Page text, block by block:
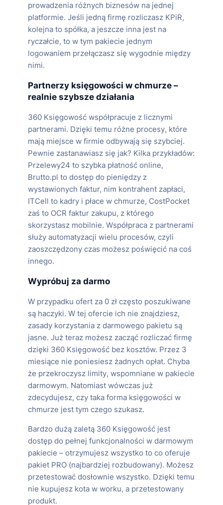
prowadzenia różnych biznesów na jednej
platformie. Jeśli jedną firmę rozliczasz KPiR,
kolejna to spółka, a jeszcze inna jest na
ryczałcie, to w tym pakiecie jednym
logowaniem przełączasz się wygodnie między
nimi.
Partnerzy księgowości w chmurze –
realnie szybsze działania
360 Księgowość współpracuje z licznymi
partnerami. Dzięki temu różne procesy, które
mają miejsce w firmie odbywają się szybciej.
Pewnie zastanawiasz się jak? Kilka przykładów:
Przelewy24 to szybka płatność online,
Brutto.pl to dostęp do pieniędzy z
wystawionych faktur, nim kontrahent zapłaci,
ITCell to kadry i płace w chmurze, CostPocket
zaś to OCR faktur zakupu, z którego
skorzystasz mobilnie. Współpraca z partnerami
służy automatyzacji wielu procesów, czyli
zaoszczędzony czas możesz poświęcić na coś
innego.
Wypróbuj za darmo
W przypadku ofert za 0 zł często poszukiwane
są haczyki. W tej ofercie ich nie znajdziesz,
zasady korzystania z darmowego pakietu są
jasne. Już teraz możesz zacząć rozliczać firmę
dzięki 360 Księgowość bez kosztów. Przez 3
miesiące nie poniesiesz żadnych opłat. Chyba
że przekroczysz limity, wspomniane w pakiecie
darmowym. Natomiast wówczas już
zdecydujesz, czy taka forma księgowości w
chmurze jest tym czego szukasz.
Bardzo dużą zaletą 360 Księgowość jest
dostęp do pełnej funkcjonalności w darmowym
pakiecie – otrzymujesz wszystko to co oferuje
pakiet PRO (najbardziej rozbudowany). Możesz
przetestować dosłownie wszystko. Dzięki temu
nie kupujesz kota w worku, a przetestowany
produkt.